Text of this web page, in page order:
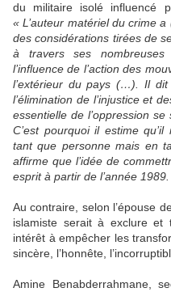
du militaire isolé influencé
« L’auteur matériel du crime
des considérations tirées de
à travers ses
l’influence de l’action des
l’extérieur du pays (…). Il
l’élimination de l’injustice et
essentielle de l’oppression
C’est pourquoi il estime
tant que personne mais en
affirme que l’idée de
esprit à partir de l’année
Au contraire, selon l’épouse
islamiste serait à exclure et
intérêt à empêcher les
sincère, l’honnête,
Amine Benabderrahmane,